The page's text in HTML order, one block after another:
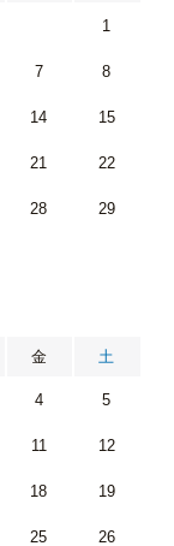
1
7 8
14 15
21 22
28 29
金 土
4 5
11 12
18 19
25 26